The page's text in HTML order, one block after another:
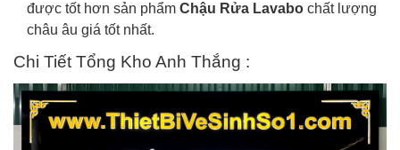
được tốt hơn sản phẩm Chậu Rửa Lavabo chất lượng
châu âu giá tốt nhất.
Chi Tiết Tổng Kho Anh Thắng :